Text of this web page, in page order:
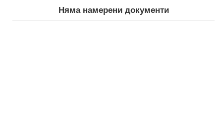
Няма намерени документи